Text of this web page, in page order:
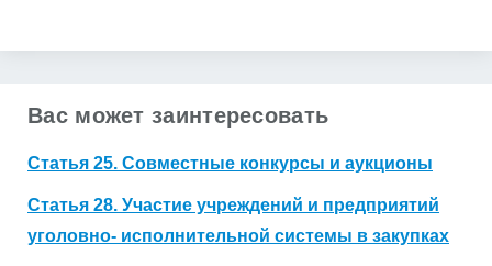
Вас может заинтересовать
Статья 25. Совместные конкурсы и аукционы
Статья 28. Участие учреждений и предприятий
уголовно- исполнительной системы в закупках